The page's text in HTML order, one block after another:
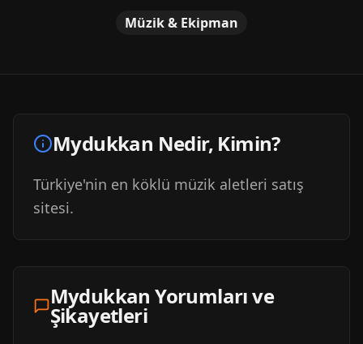
Müzik & Ekipman
Mydukkan Nedir, Kimin?
Türkiye'nin en köklü müzik aletleri satış
sitesi.
Mydukkan Yorumları ve
Şikayetleri